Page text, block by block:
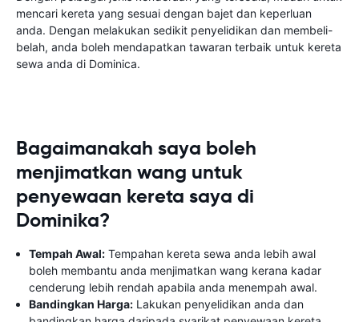
mencari kereta yang sesuai dengan bajet dan keperluan
anda. Dengan melakukan sedikit penyelidikan dan membeli-
belah, anda boleh mendapatkan tawaran terbaik untuk kereta
sewa anda di Dominica.
Bagaimanakah saya boleh
menjimatkan wang untuk
penyewaan kereta saya di
Dominika?
Tempah Awal: Tempahan kereta sewa anda lebih awal
boleh membantu anda menjimatkan wang kerana kadar
cenderung lebih rendah apabila anda menempah awal.
Bandingkan Harga: Lakukan penyelidikan anda dan